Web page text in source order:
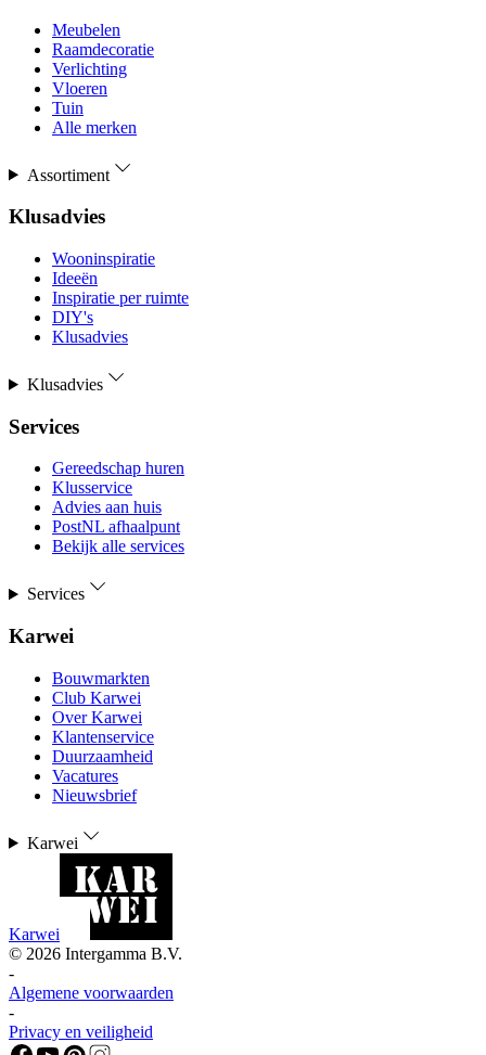
Meubelen
Raamdecoratie
Verlichting
Vloeren
Tuin
Alle merken
Assortiment
Klusadvies
Wooninspiratie
Ideeën
Inspiratie per ruimte
DIY's
Klusadvies
Klusadvies
Services
Gereedschap huren
Klusservice
Advies aan huis
PostNL afhaalpunt
Bekijk alle services
Services
Karwei
Bouwmarkten
Club Karwei
Over Karwei
Klantenservice
Duurzaamheid
Vacatures
Nieuwsbrief
Karwei
Karwei
© 2026 Intergamma B.V.
-
Algemene voorwaarden
-
Privacy en veiligheid